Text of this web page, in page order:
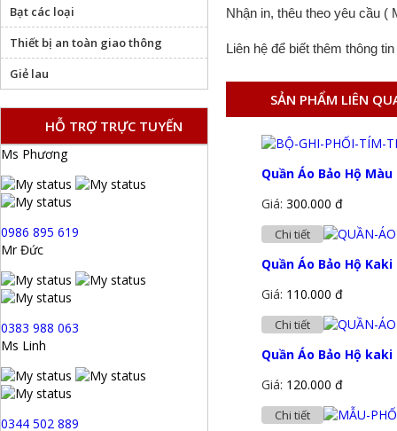
Nhận in, thêu theo yêu cầu (
Liên hệ để biết thêm thông
SẢN PHẨM LIÊN
Quần Áo Bảo Hộ
Giá: 300.000 đ
Chi tiết
Quần Áo Bảo Hộ
Giá: 110.000 đ
Chi tiết
Quần Áo Bảo Hộ
Giá: 120.000 đ
Chi tiết
Bạt các loại
Thiết bị an toàn giao thông
Giẻ lau
HỖ TRỢ TRỰC TUYẾN
Ms Phương
0986 895 619
Mr Đức
0383 988 063
Ms Linh
0344 502 889